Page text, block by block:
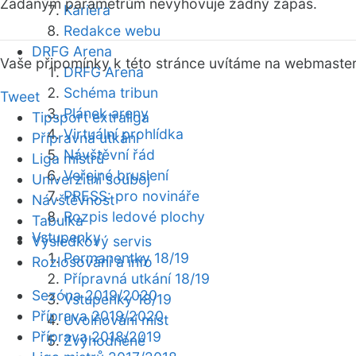
Kariéra
Redakce webu
DRFG Arena
DRFG Arena
Schéma tribun
Plánek areny
Virtuální prohlídka
Návštěvní řád
Veřejné bruslení
PRESS: pro novináře
Rozpis ledové plochy
Vstupenky
Permanentky 18/19
Přípravná utkání 18/19
Vstupenky 18/19
Uvolňování míst
Zvýhodněné
Zadaným parametrům nevyhovuje žádný zápas.
Vaše připomínky k této stránce uvítáme na webmaster
Tweet
Tipsport extraliga
Přípravná utkání
Liga mistrů
Univerzitní souboj
Návštěvnost
Tabulka
Výsledkový servis
Rozlosování a info
Sezóna 2019/2020
Příprava 2019/2020
Příprava 2018/2019